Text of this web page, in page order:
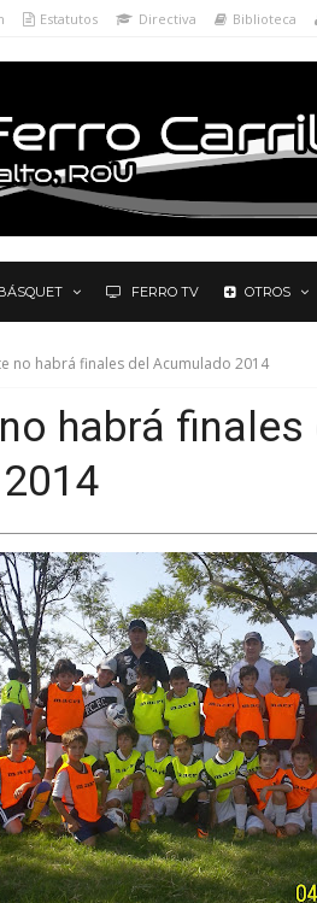
Estatutos Directiva Biblioteca
FERRO TV OTROS
no habrá finales del Acumulado 2014
habrá finales